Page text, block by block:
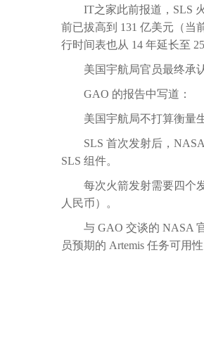
IT之家此前报道，SLS
前已拔高到 131 亿美元（当
行时间表也从 14 年延长至 25
美国宇航局官员最终承
GAO 的报告中写道：
美国宇航局不打算衡量
SLS 首次发射后，
SLS 组件。
每次火箭发射需要四个
人民币）。
与 GAO 交谈的 NASA
员预期的 Artemis 任务可用性